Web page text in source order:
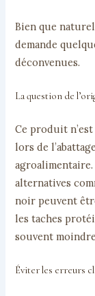
Bien que
demande
déconvenues.
La question de
Ce produit
lors de
alternatives
noir peuvent
les taches
souvent
Éviter les erreurs